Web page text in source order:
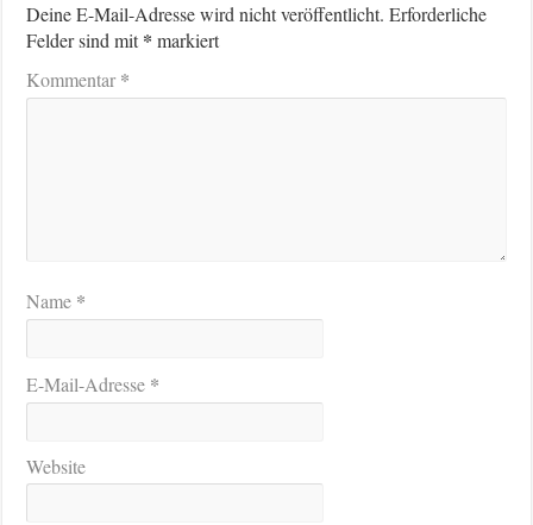
Deine E-Mail-Adresse wird nicht veröffentlicht. Erforderliche
Felder sind mit* markiert
Kommentar*
Name *
E-Mail-Adresse *
Website